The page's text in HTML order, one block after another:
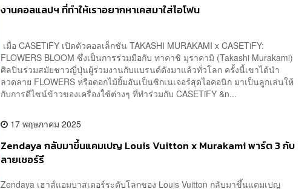
งานคอลแลปฯ ที่ทำให้เราอยากหาเคสมาใส่ไอโฟน
เมื่อ CASETiFY เปิดตัวคอลเล็กชัน TAKASHI MURAKAMI x CASETiFY:
FLOWERS BLOOM ซึ่งเป็นการร่วมมือกับ ทาคาชิ มุราคามิ (Takashi Murakami)
ศิลปินร่วมสมัยชาวญี่ปุ่นผู้ร่วมงานกับแบรนด์ดังมาแล้วทั่วโลก ครั้งนี้เขาได้นำ
ลวดลาย FLOWERS หรือดอกไม้ยิ้มอันเป็นซิกเนเจอร์สุดไอคอนิก มาเป็นลูกเล่นให้
กับการดีไซน์ข้าวของเครื่องใช้ต่างๆ ที่ทำร่วมกับ CASETiFY &n...
17 พฤษภาคม 2025
Zendaya กลับมาขึ้นแคมเปญ Louis Vuitton x Murakami พาร์ต 3 กับ
ลายเชอร์รี
Zendaya เฮาส์แอมบาสเดอร์ระดับโลกของ Louis Vuitton กลับมาขึ้นแคมเปญ